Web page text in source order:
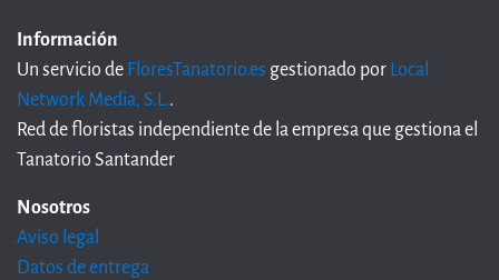
Información
Un servicio de FloresTanatorio.es gestionado por Local
Network Media, S.L..
Red de floristas independiente de la empresa que gestiona el
Tanatorio Santander
Nosotros
Aviso legal
Datos de entrega